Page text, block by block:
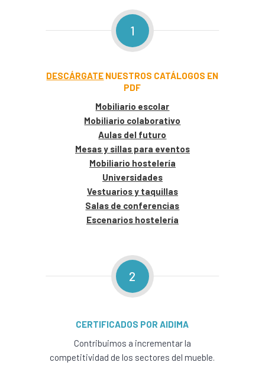
1
DESCÁRGATE NUESTROS CATÁLOGOS EN
PDF
Mobiliario escolar
Mobiliario colaborativo
Aulas del futuro
Mesas y sillas para eventos
Mobiliario hostelería
Universidades
Vestuarios y taquillas
Salas de conferencias
Escenarios hostelería
2
CERTIFICADOS POR AIDIMA
Contribuimos a incrementar la
competitividad de los sectores del mueble.